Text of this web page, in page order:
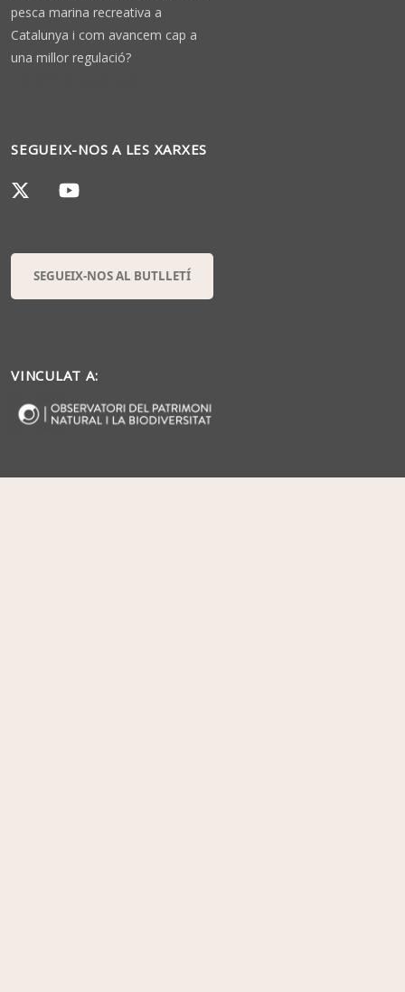
pesca marina recreativa a
Catalunya i com avancem cap a
una millor regulació?
SEGUEIX-NOS A LES XARXES
SEGUEIX-NOS AL BUTLLETÍ
VINCULAT A: